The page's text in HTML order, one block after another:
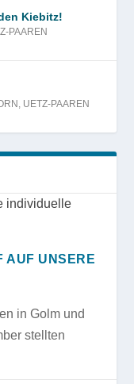
Kiebitz!
PAAREN
, UETZ-PAAREN
AUF UNSERE
in Golm und
stellten